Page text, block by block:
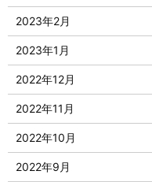
2023年2月
2023年1月
2022年12月
2022年11月
2022年10月
2022年9月